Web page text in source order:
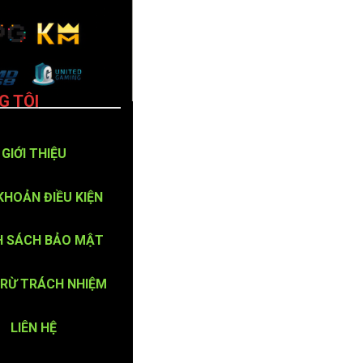
TÔI
GIỚI THIỆU
ĐIỀU KIỆN
SÁCH BẢO MẬT
TRÁCH NHIỆM
LIÊN HỆ